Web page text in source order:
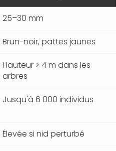
25–30 mm
Brun-noir, pattes jaunes
Hauteur > 4 m dans les
arbres
Jusqu'à 6 000 individus
Élevée si nid perturbé